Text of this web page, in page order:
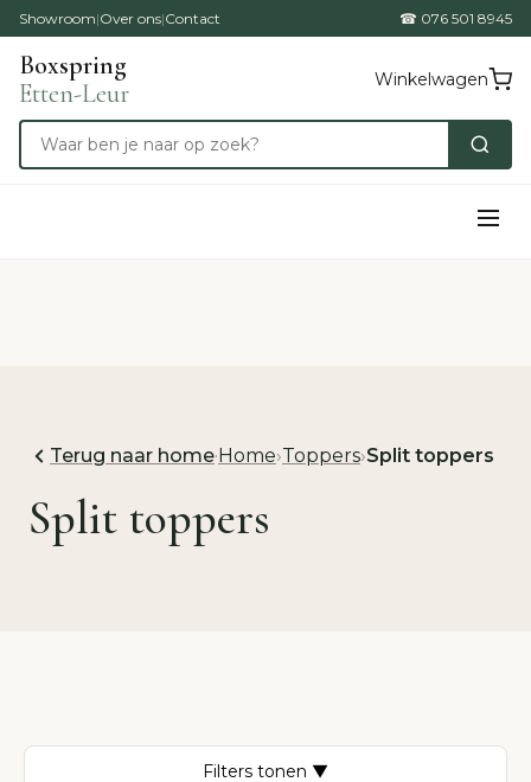
Showroom|Over ons|Contact ☎ 076 501 8945
Boxspring
Etten-Leur
Winkelwagen
Terug naar home·Home›Toppers›Split toppers
Split toppers
Filters tonen ▼